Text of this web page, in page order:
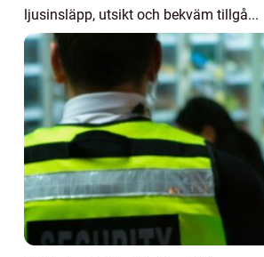
ljusinsläpp, utsikt och bekväm tillgå...